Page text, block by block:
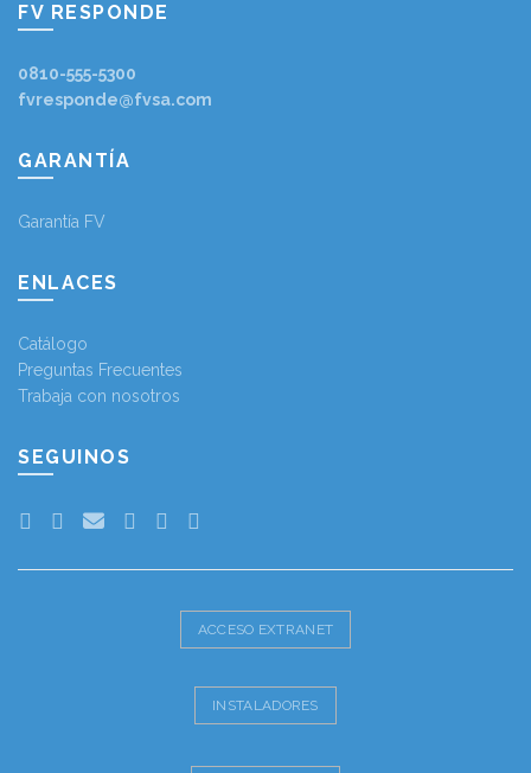
FV RESPONDE
0810-555-5300
fvresponde@fvsa.com
GARANTÍA
Garantía FV
ENLACES
Catálogo
Preguntas Frecuentes
Trabaja con nosotros
SEGUINOS
ACCESO EXTRANET
INSTALADORES